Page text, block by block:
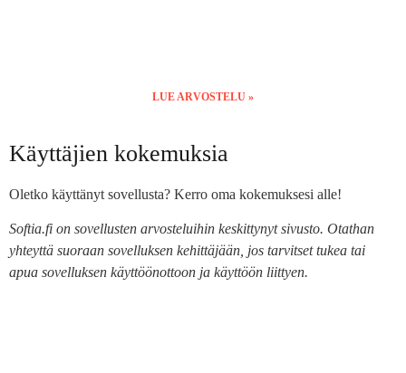
LUE ARVOSTELU »
Käyttäjien kokemuksia
Oletko käyttänyt sovellusta? Kerro oma kokemuksesi alle!
Softia.fi on sovellusten arvosteluihin keskittynyt sivusto. Otathan
yhteyttä suoraan sovelluksen kehittäjään, jos tarvitset tukea tai
apua sovelluksen käyttöönottoon ja käyttöön liittyen.